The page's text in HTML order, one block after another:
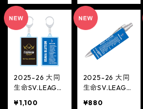
2025-26 大同
生命SV.LEAGU
¥1,100
2025-26 大同
生命SV.LEAGU
¥880